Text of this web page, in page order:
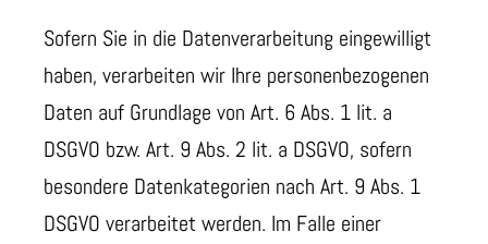
Sofern Sie in die Datenverarbeitung eingewilligt
haben, verarbeiten wir Ihre personenbezogenen
Daten auf Grundlage von Art. 6 Abs. 1 lit. a
DSGVO bzw. Art. 9 Abs. 2 lit. a DSGVO, sofern
besondere Datenkategorien nach Art. 9 Abs. 1
DSGVO verarbeitet werden. Im Falle einer